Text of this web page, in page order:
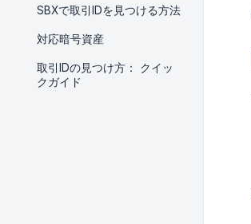
SBXで取引IDを見つける方法
対応暗号資産
取引IDの見つけ方： クイッ
クガイド